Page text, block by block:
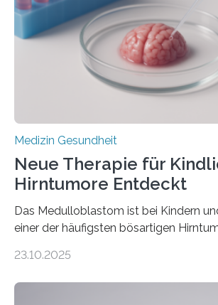
Rhythmusstörungen reduzieren
hypertrophe Kardiomyopathie (HCM)
erblich bedingte Herzerkrankung. Sie
sich die linke Herzkammer verdickt,
stark kontrahiert…
Medizin Gesundheit
Neue Therapie für
Hirntumore Entdeckt
Das Medulloblastom ist bei Kindern
einer der häufigsten bösartigen
Betroffenen können mit heutigen
23.10.2025